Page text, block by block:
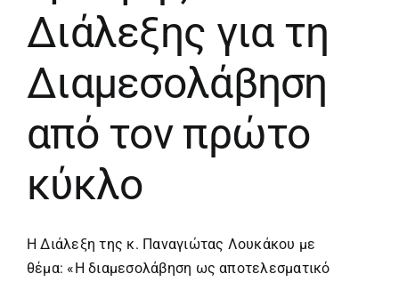
Διάλεξης για τη
Διαμεσολάβηση
από τον πρώτο
κύκλο
Η Διάλεξη της κ. Παναγιώτας Λουκάκου με
θέμα: «Η διαμεσολάβηση ως αποτελεσματικό